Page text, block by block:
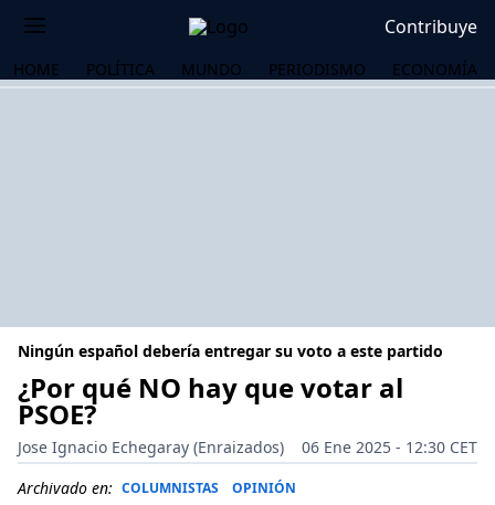
Contribuye
HOME POLÍTICA MUNDO PERIODISMO ECONOMÍA
Ningún español debería entregar su voto a este partido
¿Por qué NO hay que votar al
PSOE?
Jose Ignacio Echegaray (Enraizados)
06 Ene 2025 - 12:30 CET
Archivado en: COLUMNISTAS OPINIÓN